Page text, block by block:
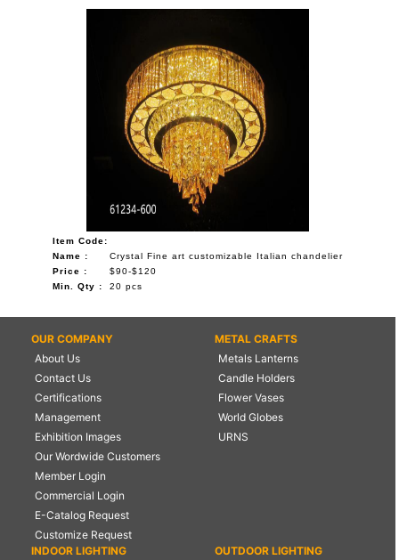
Item Code:
Name :
Crystal Fine art customizable Italian chandelier
Price :
$90-$120
Min. Qty :
20 pcs
OUR COMPANY
About Us
Contact Us
Certifications
Management
Exhibition Images
Our Wordwide Customers
Member Login
Commercial Login
E-Catalog Request
Customize Request
METAL CRAFTS
Metals Lanterns
Candle Holders
Flower Vases
World Globes
URNS
INDOOR LIGHTING OUTDOOR LIGHTING